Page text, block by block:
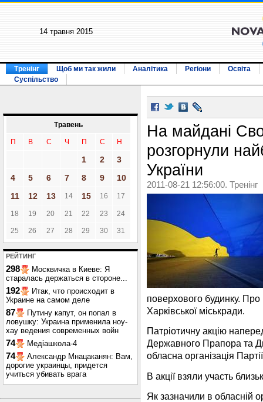
14 травня 2015
Тренінг Щоб ми так жили Аналітика Регіони
Освіта
Суспільство
Травень
П В С Ч П С Н
1 2
3
4
5 6 7 8 9
10
11
12 13 14 15 16 17
18 19 20 21 22 23 24
25 26 27 28 29 30 31
РЕЙТИНГ
298
Москвичка в Киеве: Я
старалась держаться в стороне...
192
Итак, что происходит в
Украине на самом деле
87
Путину капут, он попал в
ловушку: Украина применила ноу-
хау ведения современных войн
74 Медіашкола-4
74
Александр Мнацаканян: Вам,
дорогие украинцы, придется
учиться убивать врага
На майдані
розгорнули
України
2011-08-21 12:56:00. Тренінг
поверхового будинку.
Харківської міськради.
Патріотичну акцію
Державного Прапора та
обласна організація
В акції взяли участь
Як зазначили в обласній